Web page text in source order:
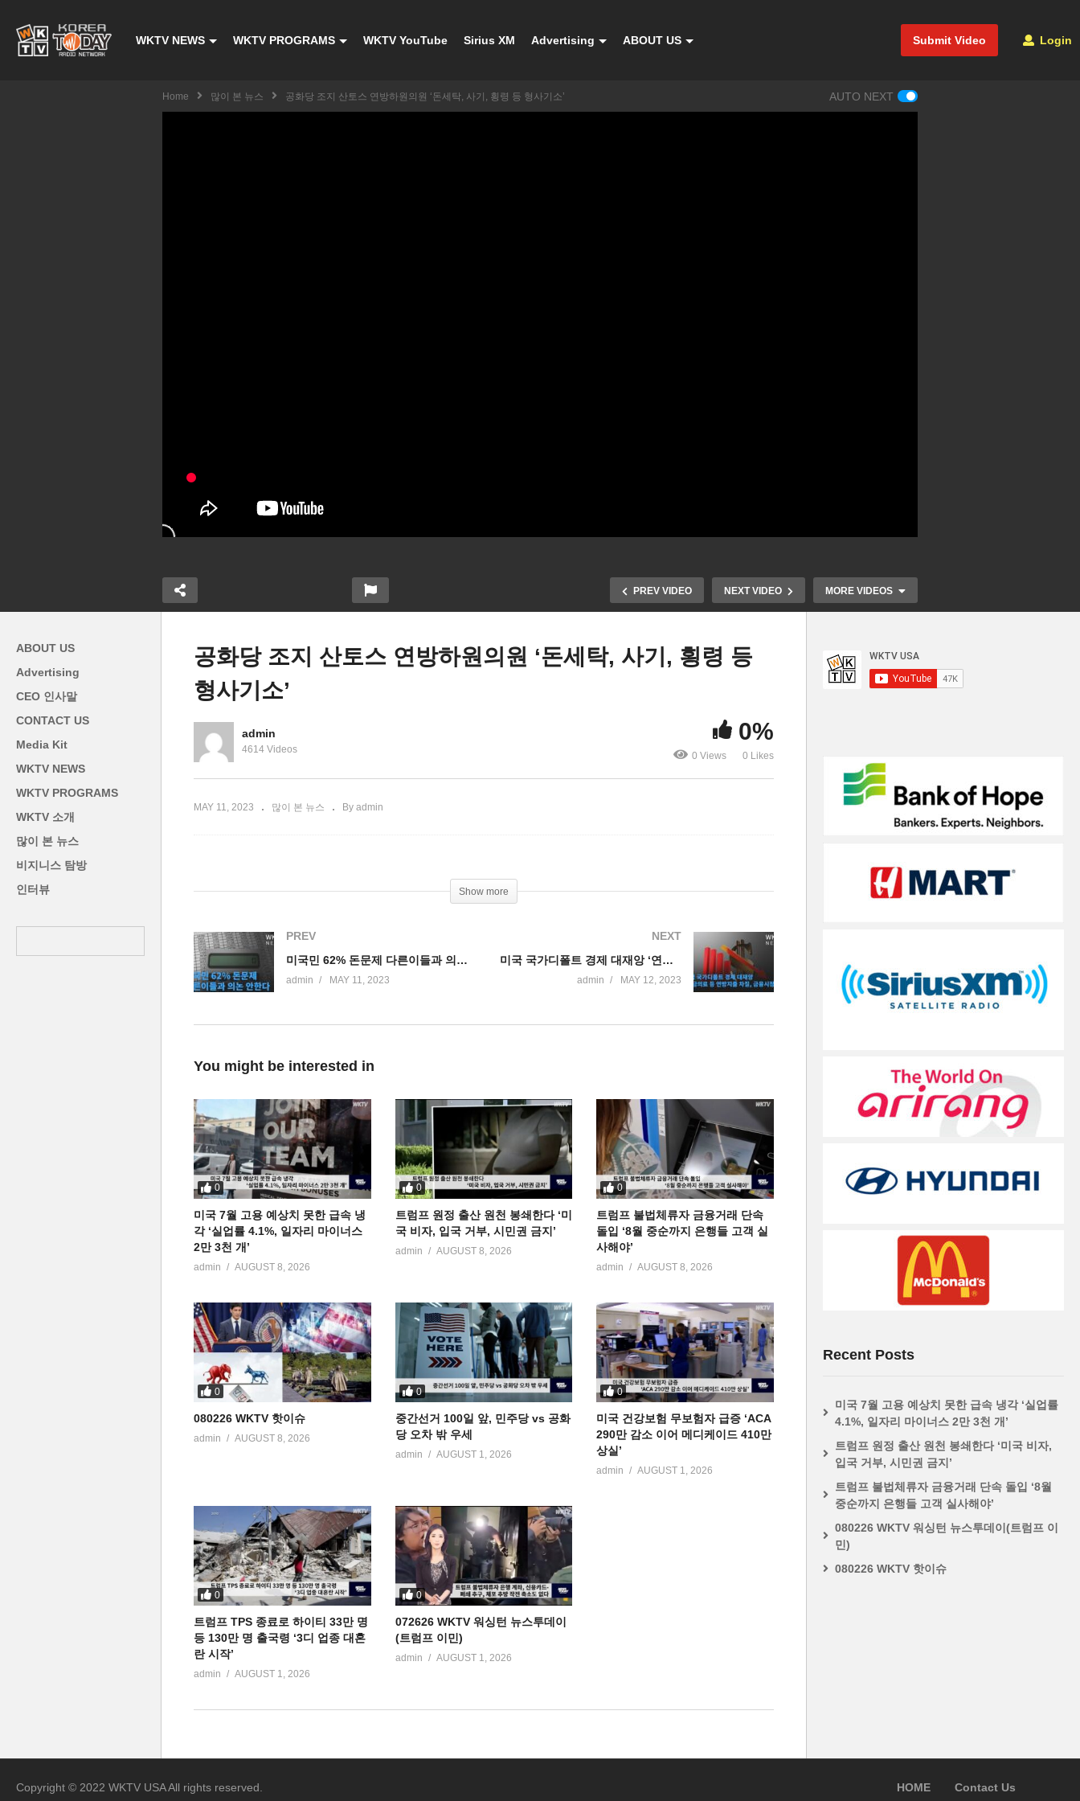
Submit Video Login
WKTV NEWS WKTV PROGRAMS WKTV YouTube Sirius XM Advertising ABOUT US
Home 많이 본 뉴스 공화당 조지 산토스 연방하원의원 ‘돈세탁, 사기, 횡령 등 형사기소’ AUTO NEXT
PREV VIDEO NEXT VIDEO MORE VIDEOS
반 은퇴저
미국 디폴트시 경제피해 지역
ABOUT US
Advertising
CEO 인사말
CONTACT US
Media Kit
WKTV NEWS
WKTV PROGRAMS
WKTV 소개
많이 본 뉴스
비지니스 탐방
인터뷰
공화당 조지 산토스 연방하원의원 ‘돈세탁, 사기, 횡령 등
형사기소’
admin
4614 Videos
0%
0 Views 0 Likes
MAY 11, 2023 많이 본 뉴스 By admin
Show more
PREV
미국민 62% 돈문제 다른이들과 의논 안한다
admin MAY 11, 2023
NEXT
미국 국가디폴트 경제 대재앙 ‘연금의료 등 연방지출 차질, 금융시장 폭락’
admin MAY 12, 2023
You might be interested in
0
미국 7월 고용 예상치 못한 급속 냉
각 ‘실업률 4.1%, 일자리 마이너스
2만 3천 개’
admin AUGUST 8, 2026
0
트럼프 원정 출산 원천 봉쇄한다 ‘미
국 비자, 입국 거부, 시민권 금지’
admin AUGUST 8, 2026
0
트럼프 불법체류자 금융거래 단속
돌입 ‘8월 중순까지 은행들 고객 실
사해야’
admin AUGUST 8, 2026
0
080226 WKTV 핫이슈
admin AUGUST 8, 2026
0
중간선거 100일 앞, 민주당 vs 공화
당 오차 밖 우세
admin AUGUST 1, 2026
0
미국 건강보험 무보험자 급증 ‘ACA
290만 감소 이어 메디케이드 410만
상실’
admin AUGUST 1, 2026
0
트럼프 TPS 종료로 하이티 33만 명
등 130만 명 출국령 ‘3디 업종 대혼
란 시작’
admin AUGUST 1, 2026
0
072626 WKTV 워싱턴 뉴스투데이
(트럼프 이민)
admin AUGUST 1, 2026
Recent Posts
미국 7월 고용 예상치 못한 급속 냉각 ‘실업률
4.1%, 일자리 마이너스 2만 3천 개’
트럼프 원정 출산 원천 봉쇄한다 ‘미국 비자,
입국 거부, 시민권 금지’
트럼프 불법체류자 금융거래 단속 돌입 ‘8월
중순까지 은행들 고객 실사해야’
080226 WKTV 워싱턴 뉴스투데이(트럼프 이
민)
080226 WKTV 핫이슈
Copyright © 2022 WKTV USA All rights reserved. HOME Contact Us